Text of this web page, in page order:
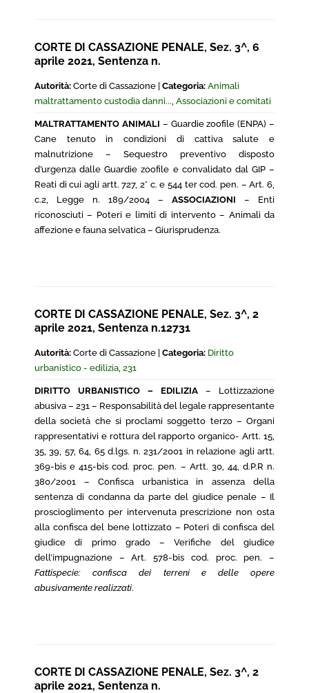
CORTE DI CASSAZIONE PENALE, Sez. 3^, 6
aprile 2021, Sentenza n.
Autorità: Corte di Cassazione | Categoria: Animali
maltrattamento custodia danni..., Associazioni e comitati
MALTRATTAMENTO ANIMALI – Guardie zoofile (ENPA) –
Cane tenuto in condizioni di cattiva salute e
malnutrizione – Sequestro preventivo disposto
d’urgenza dalle Guardie zoofile e convalidato dal GIP –
Reati di cui agli artt. 727, 2° c. e 544 ter cod. pen. – Art. 6,
c.2, Legge n. 189/2004 – ASSOCIAZIONI – Enti
riconosciuti – Poteri e limiti di intervento – Animali da
affezione e fauna selvatica – Giurisprudenza.
CORTE DI CASSAZIONE PENALE, Sez. 3^, 2
aprile 2021, Sentenza n.12731
Autorità: Corte di Cassazione | Categoria: Diritto
urbanistico - edilizia, 231
DIRITTO URBANISTICO – EDILIZIA – Lottizzazione
abusiva – 231 – Responsabilità del legale rappresentante
della società che si proclami soggetto terzo – Organi
rappresentativi e rottura del rapporto organico- Artt. 15,
35, 39, 57, 64, 65 d.lgs. n. 231/2001 in relazione agli artt.
369-bis e 415-bis cod. proc. pen. – Artt. 30, 44, d.P.R n.
380/2001 – Confisca urbanistica in assenza della
sentenza di condanna da parte del giudice penale – Il
proscioglimento per intervenuta prescrizione non osta
alla confisca del bene lottizzato – Poteri di confisca del
giudice di primo grado – Verifiche del giudice
dell’impugnazione – Art. 578-bis cod. proc. pen. –
Fattispecie: confisca dei terreni e delle opere
abusivamente realizzati.
CORTE DI CASSAZIONE PENALE, Sez. 3^, 2
aprile 2021, Sentenza n.